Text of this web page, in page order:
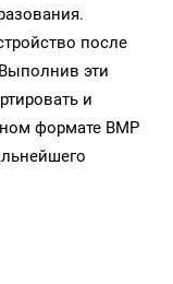
после
эти
и
формате BMP